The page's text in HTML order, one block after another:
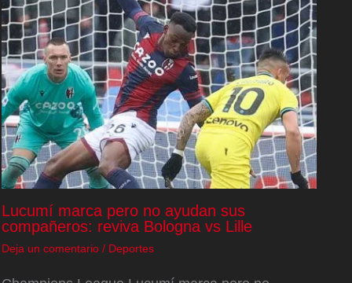
Lucumí marca pero no ayudan sus
compañeros: reviva Bologna vs Lille
Deja un comentario / Deportes